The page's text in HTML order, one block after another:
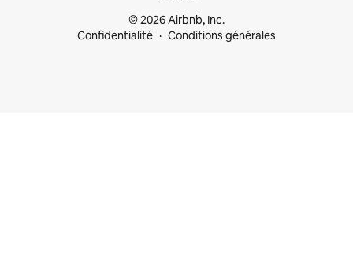
© 2026 Airbnb, Inc.
Confidentialité
Conditions générales